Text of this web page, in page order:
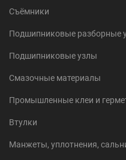
Съёмники
Подшипниковые разборные
Подшипниковые узлы
Смазочные материалы
Промышленные клеи и
Втулки
Манжеты, уплотнения,